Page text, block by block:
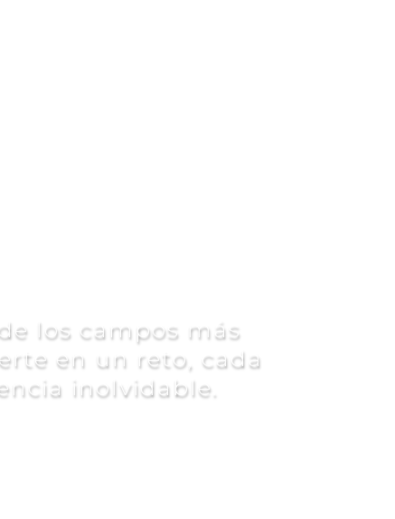
los campos más
en un reto, cada
inolvidable.